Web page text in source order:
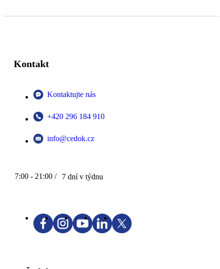
Kontakt
Kontaktujte nás
+420 296 184 910
info@cedok.cz
7:00 - 21:00 / 7 dní v týdnu